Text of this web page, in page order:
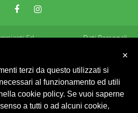
Srl Dati Personali
×
terzi da questo utilizzati si
al funzionamento ed utili
cookie policy. Se vuoi saperne
a tutti o ad alcuni cookie,